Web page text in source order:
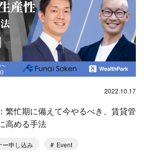
2022.10.17
繁忙期に備えて今やるべき、賃貸管
高める手法
ー申し込み Event